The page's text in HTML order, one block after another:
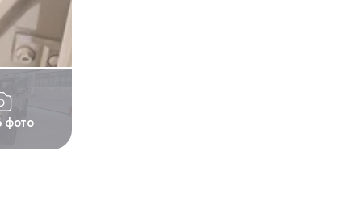
фото